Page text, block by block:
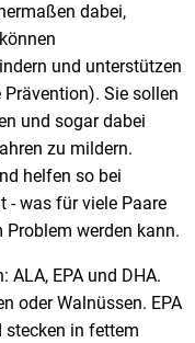
dabei,
und unterstützen
Sie sollen
und sogar dabei
zu mildern.
helfen so bei
- was für viele Paare
Problem werden kann.
ALA, EPA und DHA.
oder Walnüssen. EPA
stecken in fettem